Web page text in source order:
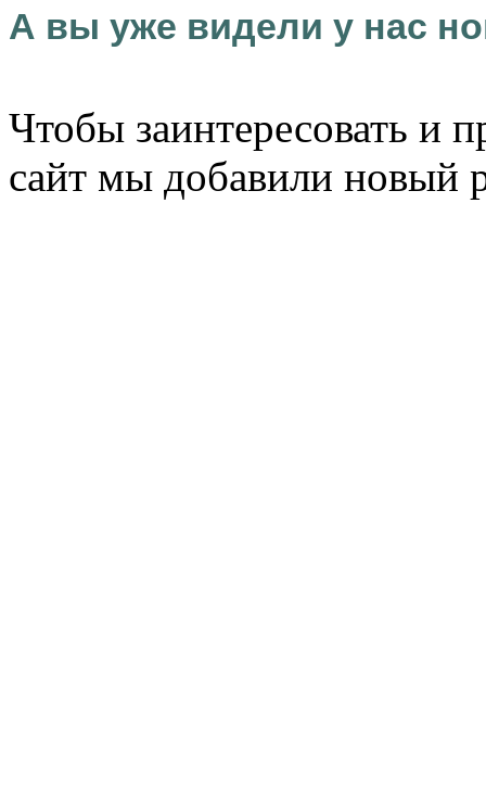
А вы уже видели у нас
Чтобы заинтересовать и
сайт мы добавили новый